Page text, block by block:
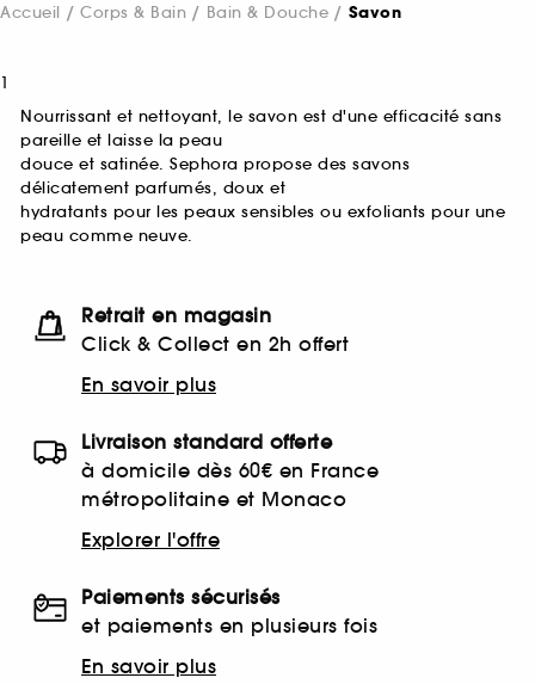
Accueil Corps & Bain Bain & Douche Savon
1
Nourrissant et nettoyant, le savon est d'une efficacité sans
pareille et laisse la peau
douce et satinée. Sephora propose des savons
délicatement parfumés, doux et
hydratants pour les peaux sensibles ou exfoliants pour une
peau comme neuve.
Retrait en magasin
Click & Collect en 2h offert
En savoir plus
Livraison standard offerte
à domicile dès 60€ en France
métropolitaine et Monaco
Explorer l'offre
Paiements sécurisés
et paiements en plusieurs fois
En savoir plus